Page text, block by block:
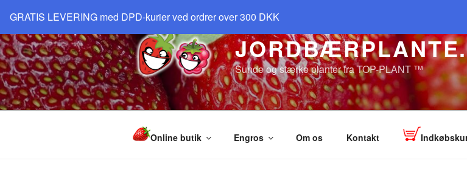
GRATIS LEVERING med DPD-kurier ved ordrer over 300 DKK
indhold
Sunde og stærke planter fra TOP-PLANT ™
Online butik Engros Om os Kontakt